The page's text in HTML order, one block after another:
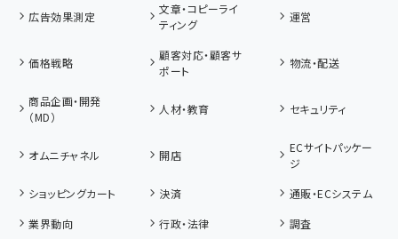
広告効果測定
文章・コピーライ
ティング
運営
価格戦略
顧客対応・顧客サ
ポート
物流・配送
商品企画・開発
（MD）
人材・教育 セキュリティ
オムニチャネル 開店
ECサイトパッケー
ジ
ショッピングカート
決済
通販・ECシステム
業界動向
行政・法律
調査